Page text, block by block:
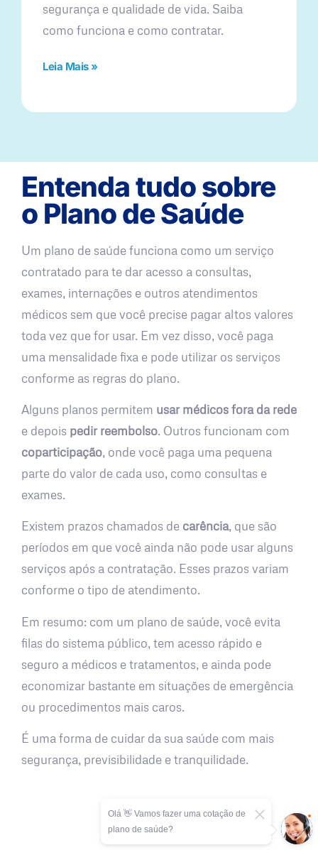
segurança e qualidade de vida. Saiba
como funciona e como contratar.
Leia Mais »
Entenda tudo sobre
o Plano de Saúde
Um plano de saúde funciona como um serviço
contratado para te dar acesso a consultas,
exames, internações e outros atendimentos
médicos sem que você precise pagar altos valores
toda vez que for usar. Em vez disso, você paga
uma mensalidade fixa e pode utilizar os serviços
conforme as regras do plano.
Alguns planos permitem usar médicos fora da rede
e depois pedir reembolso. Outros funcionam com
coparticipação, onde você paga uma pequena
parte do valor de cada uso, como consultas e
exames.
Existem prazos chamados de carência, que são
períodos em que você ainda não pode usar alguns
serviços após a contratação. Esses prazos variam
conforme o tipo de atendimento.
Em resumo: com um plano de saúde, você evita
filas do sistema público, tem acesso rápido e
seguro a médicos e tratamentos, e ainda pode
economizar bastante em situações de emergência
ou procedimentos mais caros.
É uma forma de cuidar da sua saúde com mais
segurança, previsibilidade e tranquilidade.
Olá 👋 Vamos fazer uma cotação de
plano de saúde?